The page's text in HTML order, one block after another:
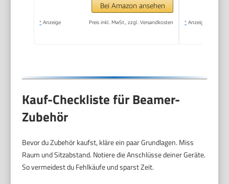
Bei Amazon ansehen
* Anzeige Preis inkl. MwSt., zzgl. Versandkosten * Anzeige
Kauf-Checkliste für Beamer-
Zubehör
Bevor du Zubehör kaufst, kläre ein paar Grundlagen. Miss
Raum und Sitzabstand. Notiere die Anschlüsse deiner Geräte.
So vermeidest du Fehlkäufe und sparst Zeit.